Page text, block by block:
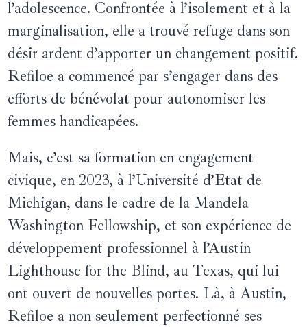
l’adolescence. Confrontée à l’isolement et à la
marginalisation, elle a trouvé refuge dans son
désir ardent d’apporter un changement positif.
Refiloe a commencé par s’engager dans des
efforts de bénévolat pour autonomiser les
femmes handicapées.
Mais, c’est sa formation en engagement
civique, en 2023, à l’Université d’Etat de
Michigan, dans le cadre de la Mandela
Washington Fellowship, et son expérience de
développement professionnel à l’Austin
Lighthouse for the Blind, au Texas, qui lui
ont ouvert de nouvelles portes. Là, à Austin,
Refiloe a non seulement perfectionné ses